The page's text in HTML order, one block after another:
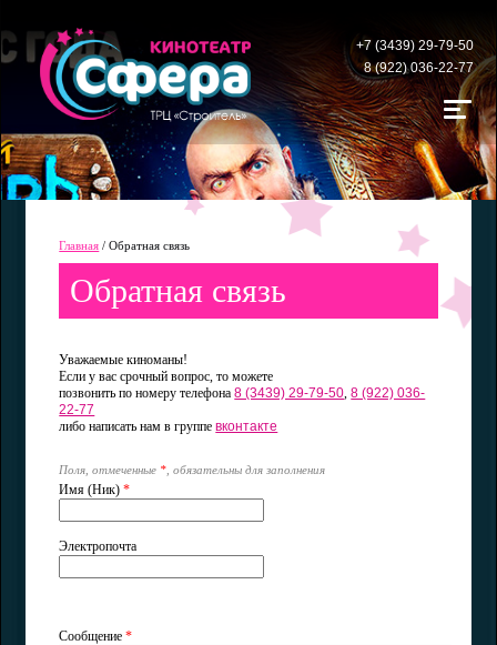
+7 (3439) 29-79-50
8 (922) 036-22-77
Главная /Обратная связь
Обратная связь
Уважаемые киноманы!
Если у вас срочный вопрос, то можете
позвонить по номеру телефона8 (3439) 29-79-50,8 (922) 036-
22-77
либо написать нам в группевконтакте
Поля, отмеченные * , обязательны для заполнения
Имя (Ник)*
Электропочта
Сообщение*